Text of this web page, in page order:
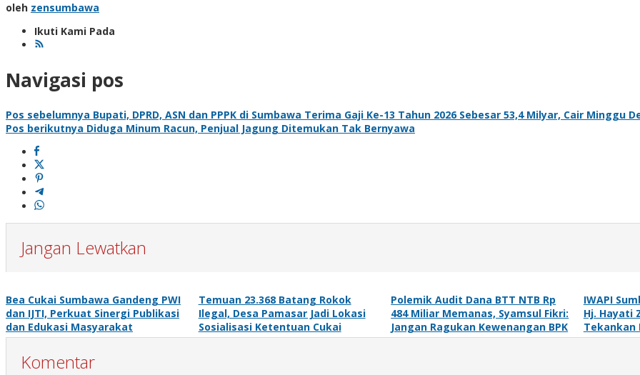
oleh zensumbawa
Ikuti Kami Pada
Navigasi pos
Pos sebelumnya Bupati, DPRD, ASN dan PPPK di Sumbawa Terima Gaji Ke-13 Tahun 2026 Sebesar 53,4 Milyar, Cair Minggu
Pos berikutnya Diduga Minum Racun, Penjual Jagung Ditemukan Tak Bernyawa
Jangan Lewatkan
Bea Cukai Sumbawa Gandeng PWI
dan IJTI, Perkuat Sinergi Publikasi
dan Edukasi Masyarakat
Temuan 23.368 Batang Rokok
Ilegal, Desa Pamasar Jadi Lokasi
Sosialisasi Ketentuan Cukai
Polemik Audit Dana BTT NTB Rp
484 Miliar Memanas, Syamsul Fikri:
Jangan Ragukan Kewenangan BPK
IWAPI
Hj. Hayati
Tekankan
Komentar